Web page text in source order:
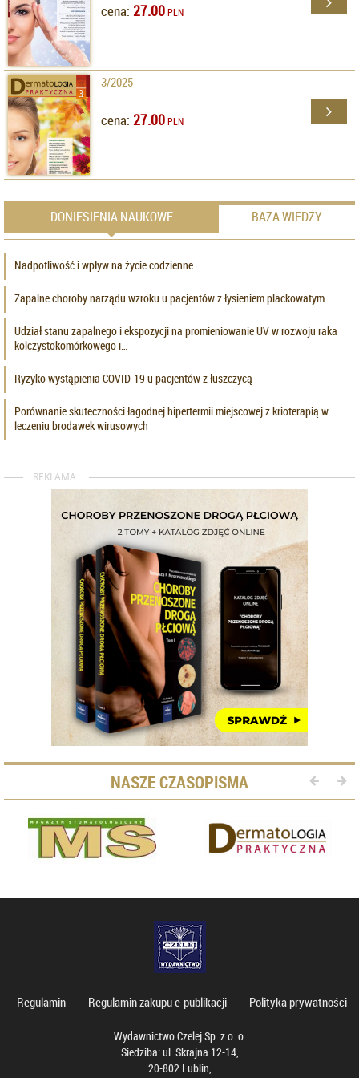
cena: 27.00PLN
3/2025
cena: 27.00PLN
DONIESIENIA NAUKOWE BAZA WIEDZY
Nadpotliwość i wpływ na życie codzienne
Zapalne choroby narządu wzroku u pacjentów z łysieniem plackowatym
Udział stanu zapalnego i ekspozycji na promieniowanie UV w rozwoju raka
kolczystokomórkowego i…
Ryzyko wystąpienia COVID-19 u pacjentów z łuszczycą
Porównanie skuteczności łagodnej hipertermii miejscowej z krioterapią w
leczeniu brodawek wirusowych
REKLAMA
NASZE CZASOPISMA
Regulamin Regulamin zakupu e-publikacji Polityka prywatności
Wydawnictwo Czelej Sp. z o. o.
Siedziba: ul. Skrajna 12-14,
20-802 Lublin,